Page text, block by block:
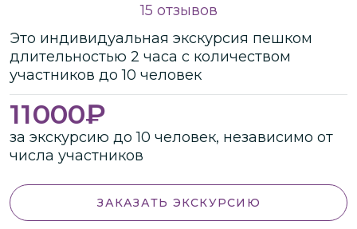
15 отзывов
Это индивидуальная экскурсия пешком
длительностью 2 часа с количеством
участников до 10 человек
11000₽
за экскурсию до 10 человек, независимо от
числа участников
ЗАКАЗАТЬ ЭКСКУРСИЮ